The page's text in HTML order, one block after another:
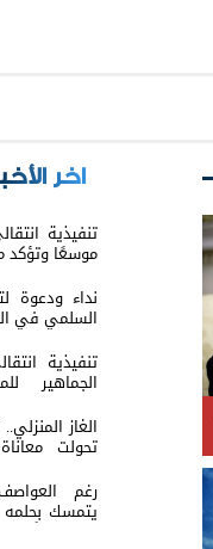
اخر
تنفيذية
موسعًا وتؤكد
نداء ودعوة
السلمي في
تنفيذية
الجماهير
التضامنية
المقرحي
الغاز
تحولت
لفشل الإدارة؟
رغم
يتمسك بحلمه
باتت عنوانًا